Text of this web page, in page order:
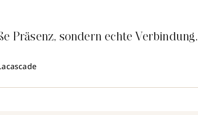
Präsenz, sondern echte Verbindung.